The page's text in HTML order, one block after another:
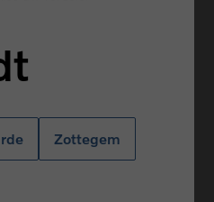
Zottegem